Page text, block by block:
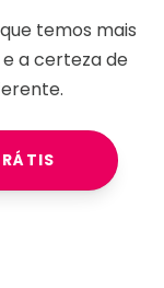
temos mais
a certeza de